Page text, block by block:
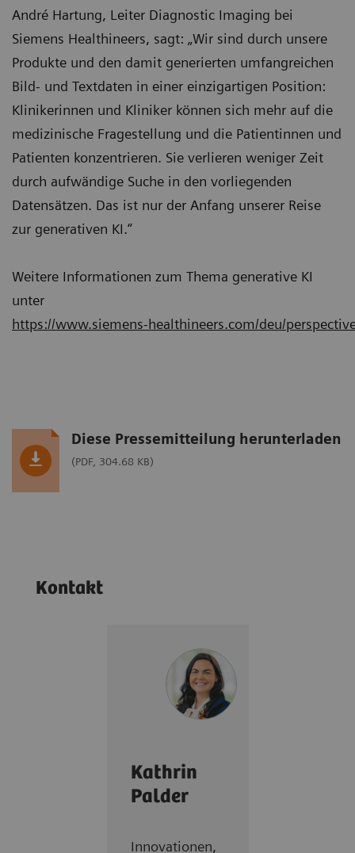
André Hartung, Leiter Diagnostic Imaging bei
Siemens Healthineers, sagt: „Wir sind durch unsere
Produkte und den damit generierten umfangreichen
Bild- und Textdaten in einer einzigartigen Position:
Klinikerinnen und Kliniker können sich mehr auf die
medizinische Fragestellung und die Patientinnen und
Patienten konzentrieren. Sie verlieren weniger Zeit
durch aufwändige Suche in den vorliegenden
Datensätzen. Das ist nur der Anfang unserer Reise
zur generativen KI.“
Weitere Informationen zum Thema generative KI
unter
https://www.siemens-healthineers.com/deu/
Diese Pressemitteilung herunterladen
(PDF, 304.68 KB)
Kontakt
Kathrin
Palder
Innovationen,